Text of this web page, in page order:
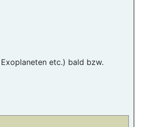
etc.) bald bzw.